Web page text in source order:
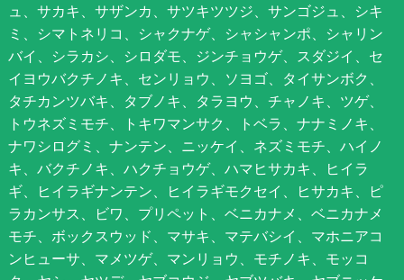
ュ、サカキ、サザンカ、サツキツツジ、サンゴジュ、シキ
ミ、シマトネリコ、シャクナゲ、シャシャンポ、シャリン
バイ、シラカシ、シロダモ、ジンチョウゲ、スダジイ、セ
イヨウバクチノキ、センリョウ、ソヨゴ、タイサンボク、
タチカンツバキ、タブノキ、タラヨウ、チャノキ、ツゲ、
トウネズミモチ、トキワマンサク、トベラ、ナナミノキ、
ナワシログミ、ナンテン、ニッケイ、ネズミモチ、ハイノ
キ、バクチノキ、ハクチョウゲ、ハマヒサカキ、ヒイラ
ギ、ヒイラギナンテン、ヒイラギモクセイ、ヒサカキ、ピ
ラカンサス、ビワ、プリペット、ベニカナメ、ベニカナメ
モチ、ボックスウッド、マサキ、マテバシイ、マホニアコ
ンヒューサ、マメツゲ、マンリョウ、モチノキ、モッコ